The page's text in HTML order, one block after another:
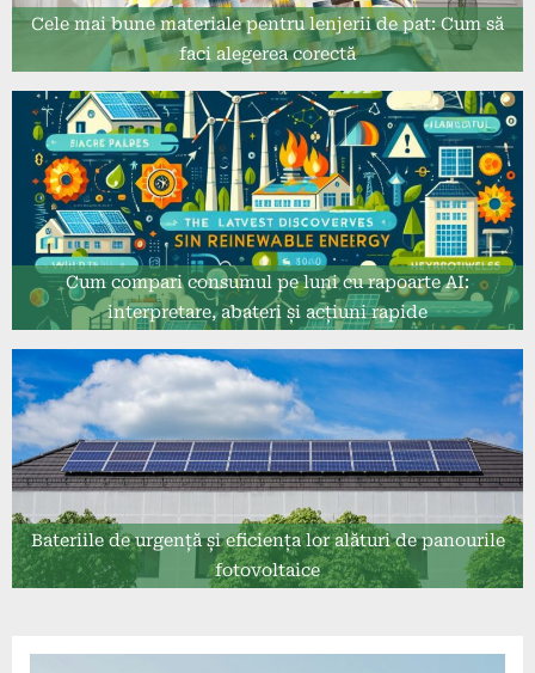
Cele mai bune materiale pentru lenjerii de pat: Cum să
faci alegerea corectă
Cum compari consumul pe luni cu rapoarte AI:
interpretare, abateri și acțiuni rapide
Bateriile de urgență și eficiența lor alături de panourile
fotovoltaice